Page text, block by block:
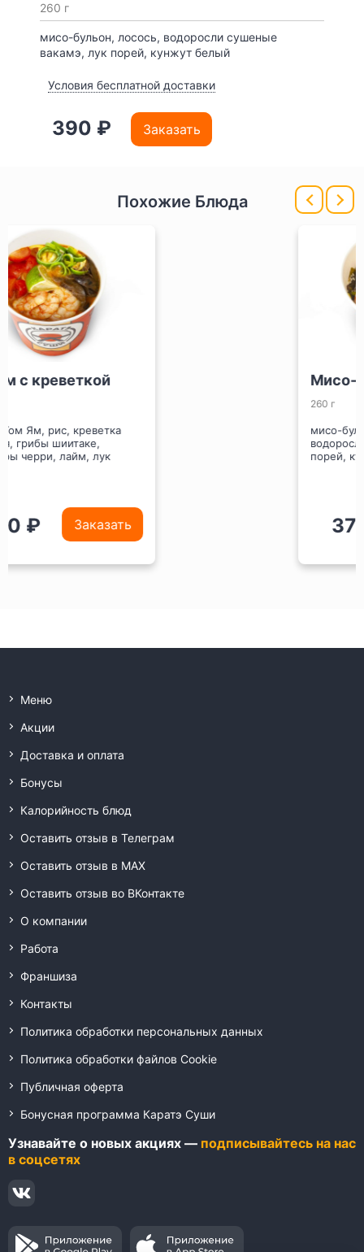
260 г
мисо-бульон, лосось, водоросли сушеные
вакамэ, лук порей, кунжут белый
Условия бесплатной доставки
390 ₽ Заказать
Похожие Блюда
Меню
Акции
Доставка и оплата
Бонусы
Калорийность блюд
Оставить отзыв в Телеграм
Оставить отзыв в MAX
Оставить отзыв во ВКонтакте
О компании
Работа
Франшиза
Контакты
Политика обработки персональных данных
Политика обработки файлов Cookie
Публичная оферта
Бонусная программа Каратэ Суши
Узнавайте о новых акциях — подписывайтесь на нас
в соцсетях